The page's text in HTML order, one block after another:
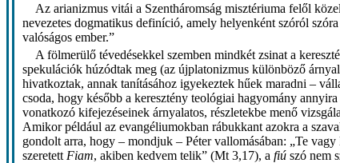
Az arianizmus vitái a Szentháromság misztériuma felől
nevezetes dogmatikus definíció, amely helyenként szóról
valóságos ember.”
A fölmerülő tévedésekkel szemben mindkét zsinat a
spekulációk húzódtak meg (az újplatonizmus különböző
hivatkoztak, annak tanításához igyekeztek hűek maradni –
csoda, hogy később a keresztény teológiai hagyomány
vonatkozó kifejezéseinek árnyalatos, részletekbe menő
Amikor például az evangéliumokban rábukkant azokra a
gondolt arra, hogy – mondjuk – Péter vallomásában: „Te
szeretett Fiam, akiben kedvem telik” (Mt 3,17), afiú szó nem